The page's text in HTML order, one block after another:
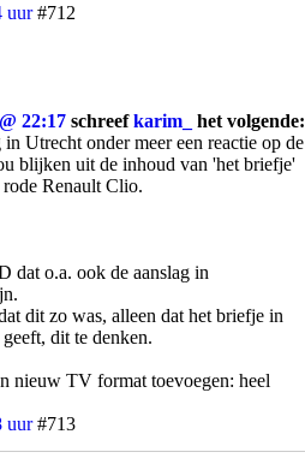
uur #712
22:17 schreefkarim_
het volgende:
Utrecht onder meer een reactie op de
blijken uit de inhoud van 'het briefje'
Renault Clio.
dat o.a. ook de aanslag in
dit zo was, alleen dat het briefje in
dit te denken.
nieuw TV format toevoegen: heel
uur #713